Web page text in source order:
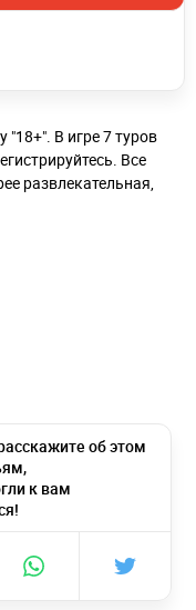
"18+". В игре 7 туров
Все
развлекательная,
об этом
к вам